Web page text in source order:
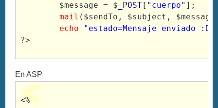
	$message = $
_POST [ "cuerpo" ];
mail ($sendTo, $subject,
echo
"estado=Mensaje enviado :D"
?>
En ASP
<%